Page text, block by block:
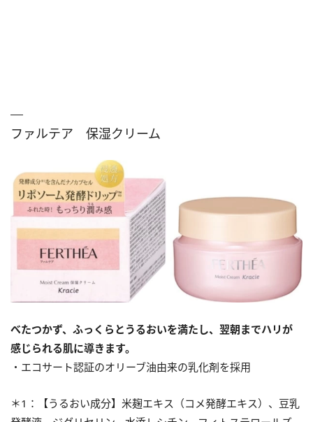
ファルテア 保湿クリーム
べたつかず、ふっくらとうるおいを満たし、翌朝までハリが
感じられる肌に導きます。
・エコサート認証のオリーブ油由来の乳化剤を採用
＊1：【うるおい成分】米麹エキス（コメ発酵エキス）、豆乳